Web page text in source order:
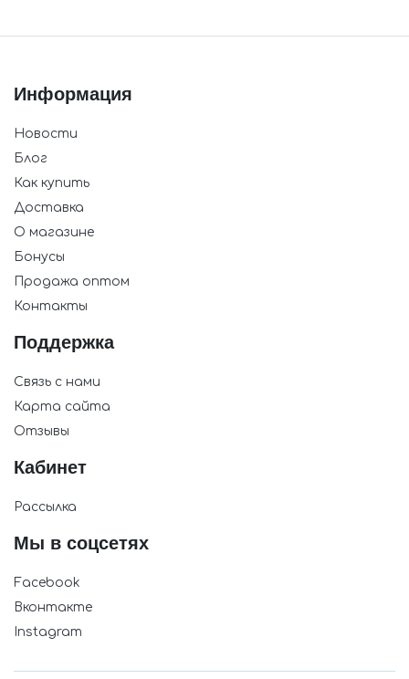
Информация
Новости
Блог
Как купить
Доставка
О магазине
Бонусы
Продажа оптом
Контакты
Поддержка
Связь с нами
Карта сайта
Отзывы
Кабинет
Рассылка
Мы в соцсетях
Facebook
Вконтакте
Instagram